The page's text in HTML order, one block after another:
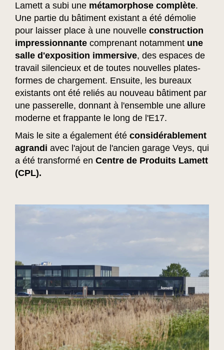
Lamett a subi une métamorphose complète.
Une partie du bâtiment existant a été démolie
pour laisser place à une nouvelle construction
impressionnante comprenant notamment une
salle d'exposition immersive, des espaces de
travail silencieux et de toutes nouvelles plates-
formes de chargement. Ensuite, les bureaux
existants ont été reliés au nouveau bâtiment par
une passerelle, donnant à l'ensemble une allure
moderne et frappante le long de l'E17.
Mais le site a également été considérablement
agrandi avec l'ajout de l'ancien garage Veys, qui
a été transformé en Centre de Produits Lamett
(CPL).